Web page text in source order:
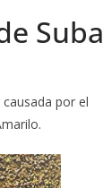
Suba
por el